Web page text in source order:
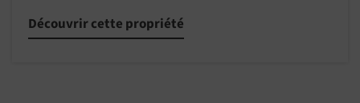
Découvrir cette propriété